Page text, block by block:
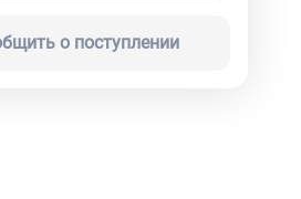
о поступлении